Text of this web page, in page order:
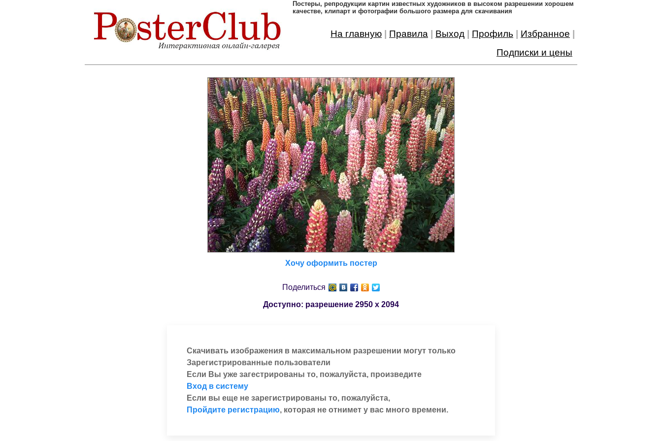
Постеры, pепродукции картин известных художников в высоком разрешении хорошем
качестве, клипарт и фотографии большого размера для скачивания
На главную Правила Выход Профиль Избранное
Подписки и цены
Хочу оформить постер
Поделиться
Доступно: разрешение 2950 x 2094
Скачивать изображения в максимальном разрешении могут только
Зарегистрированные пользователи
Если Вы уже загестрированы то, пожалуйста, произведите
Вход в систему
Если вы еще не зарегистрированы то, пожалуйста,
Пройдите регистрацию, которая не отнимет у вас много времени.